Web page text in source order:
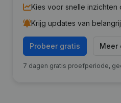
Kies voor snelle inzichten
Krijg updates van
Probeer gratis Meer
7 dagen gratis proefperiode,